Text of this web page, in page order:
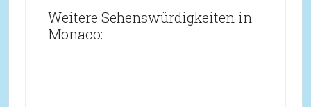
Weitere Sehenswürdigkeiten in
Monaco: